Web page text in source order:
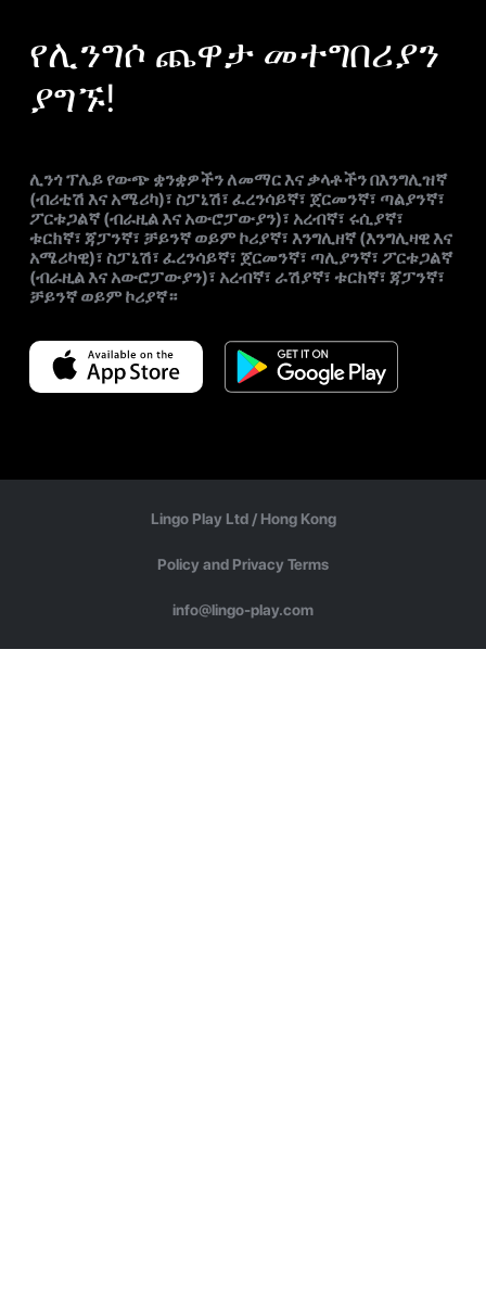
የሊንግሶ ጨዋታ መተግበሪያን
ያግኙ!
ሊንጎ ፕሌይ የውጭ ቋንቋዎችን ለመማር እና ቃላቶችን በእንግሊዝኛ
(ብሪቲሽ እና አሜሪካ)፣ ስፓኒሽ፣ ፈረንሳይኛ፣ ጀርመንኛ፣ ጣልያንኛ፣
ፖርቱጋልኛ (ብራዚል እና አውሮፓውያን)፣ አረብኛ፣ ሩሲያኛ፣
ቱርክኛ፣ ጃፓንኛ፣ ቻይንኛ ወይም ኮሪያኛ፣ እንግሊዘኛ (እንግሊዛዊ እና
አሜሪካዊ)፣ ስፓኒሽ፣ ፈረንሳይኛ፣ ጀርመንኛ፣ ጣሊያንኛ፣ ፖርቱጋልኛ
(ብራዚል እና አውሮፓውያን)፣ አረብኛ፣ ራሽያኛ፣ ቱርክኛ፣ ጃፓንኛ፣
ቻይንኛ ወይም ኮሪያኛ።
Lingo Play Ltd / Hong Kong
Policy and Privacy Terms
info@lingo-play.com